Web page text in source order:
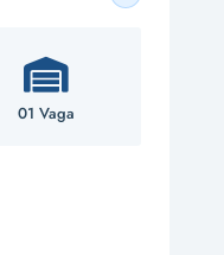
01 Vaga